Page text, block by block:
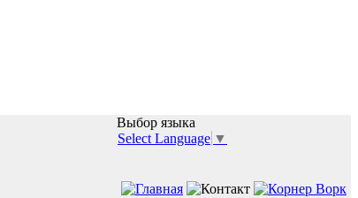
Выбор языка
Select Language ▼